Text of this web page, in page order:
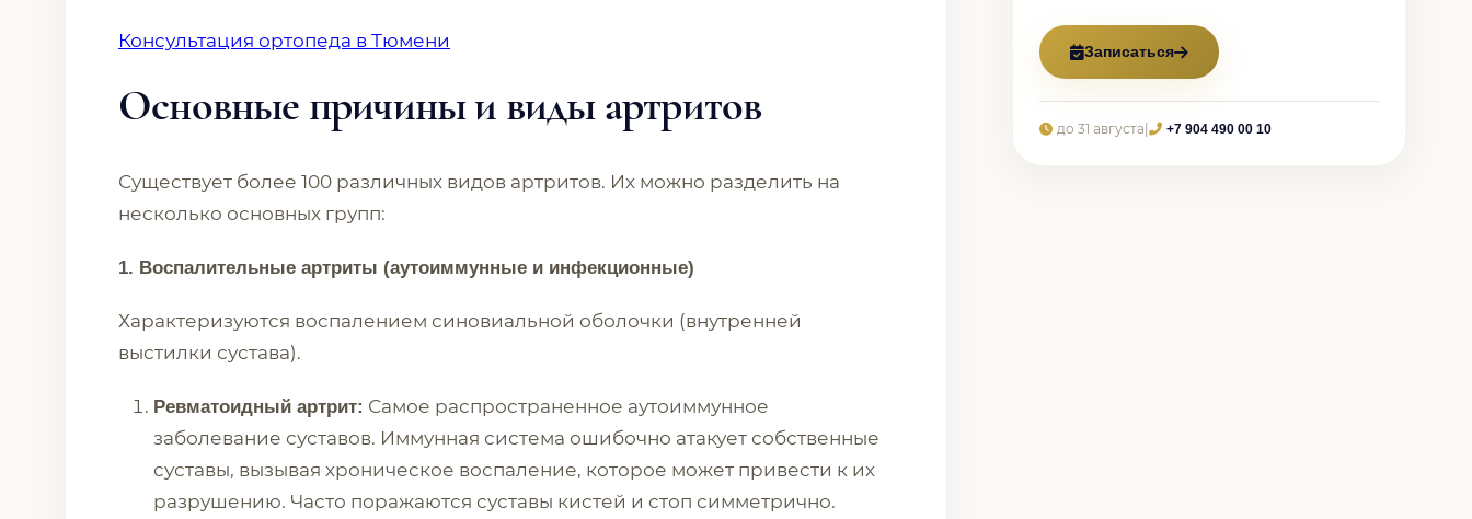
Консультация ортопеда в Тюмени
Основные причины и виды артритов
Существует более 100 различных видов артритов. Их можно разделить на
несколько основных групп:
1. Воспалительные артриты (аутоиммунные и инфекционные)
Характеризуются воспалением синовиальной оболочки (внутренней
выстилки сустава).
Ревматоидный артрит: Самое распространенное аутоиммунное
заболевание суставов. Иммунная система ошибочно атакует собственные
суставы, вызывая хроническое воспаление, которое может привести к их
разрушению. Часто поражаются суставы кистей и стоп симметрично.
Записаться
до 31 августа +7 904 490 00 10